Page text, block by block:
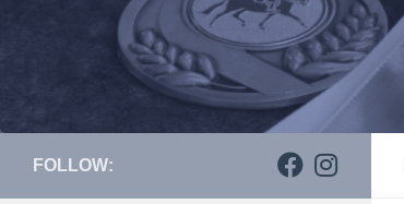
FOLLOW: